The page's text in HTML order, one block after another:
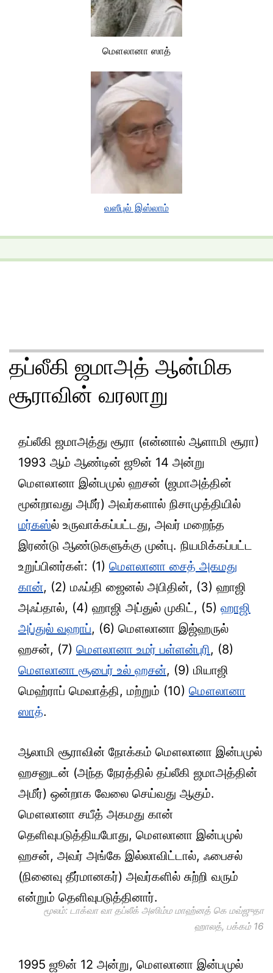
மௌலானா ஸாத்
வஸீபுல் இஸ்லாம்
தப்லீகி ஜமாஅத் ஆன்மிக
சூராவின் வரலாறு
தப்லீகி ஜமாஅத்து சூரா (என்னால் ஆளாமி சூரா)
1993 ஆம் ஆண்டின் ஜூன் 14 அன்று
மௌலானா இன்பமுல் ஹசன் (ஜமாஅத்தின்
மூன்றாவது அமீர்) அவர்களால் நிசாமுத்தியில்
மர்கஸ்ல் உருவாக்கப்பட்டது, அவர் மறைந்த
இரண்டு ஆண்டுகளுக்கு முன்பு. நியமிக்கப்பட்ட
உறுப்பினர்கள்: (1) மௌலானா சைத் அகமது
கான், (2) மஃப்தி ஜைனல் அபிதின், (3) ஹாஜி
அஃப்தால், (4) ஹாஜி அப்துல் முகிட், (5) ஹாஜி
அப்துல் வஹாப், (6) மௌலானா இஜ்ஹருல்
ஹசன், (7) மௌலானா உமர் பள்ளன்புரி, (8)
மௌலானா சூபைர் உல் ஹசன், (9) மியாஜி
மெஹ்ராப் மெவாத்தி, மற்றும் (10) மௌலானா
ஸாத்.
ஆலாமி சூராவின் நோக்கம் மௌலானா இன்பமுல்
ஹசனுடன் (அந்த நேரத்தில் தப்லீகி ஜமாஅத்தின்
அமீர்) ஒன்றாக வேலை செய்வது ஆகும்.
மௌலானா சயீத் அகமது கான்
தெளிவுபடுத்தியபோது, மௌலானா இன்பமுல்
ஹசன், அவர் அங்கே இல்லாவிட்டால், ஃபைசல்
(நினைவு தீர்மானகர்) அவர்களில் சுற்றி வரும்
என்றும் தெளிவுபடுத்தினார்.
மூலம்: டாக்வா வா தப்லீக் அஸிம்ம மாஹ்னத் கெ மவ்ஜுதா
ஹாலத், பக்கம் 16
1995 ஜூன் 12 அன்று, மௌலானா இன்பமுல்